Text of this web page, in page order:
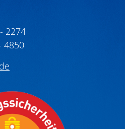
2274
4850